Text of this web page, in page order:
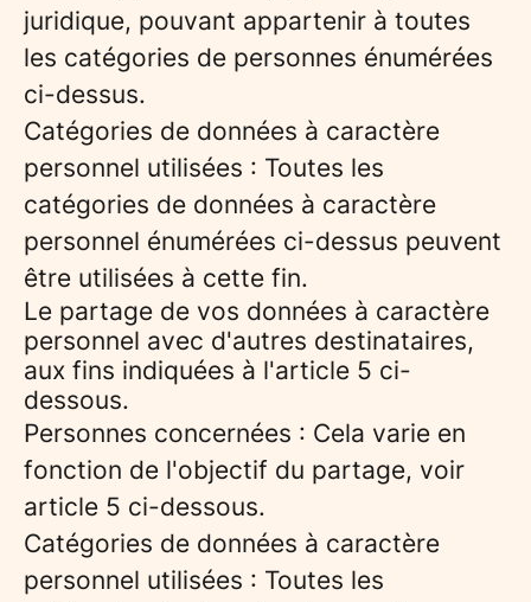
juridique, pouvant appartenir à toutes
les catégories de personnes énumérées
ci-dessus.
Catégories de données à caractère
personnel utilisées : Toutes les
catégories de données à caractère
personnel énumérées ci-dessus peuvent
être utilisées à cette fin.
Le partage de vos données à caractère
personnel avec d'autres destinataires,
aux fins indiquées à l'article 5 ci-
dessous.
Personnes concernées : Cela varie en
fonction de l'objectif du partage, voir
article 5 ci-dessous.
Catégories de données à caractère
personnel utilisées : Toutes les